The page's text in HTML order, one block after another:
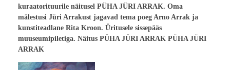
kuraatorituurile näitusel PÜHA JÜRI ARRAK. Oma
mälestusi Jüri Arrakust jagavad tema poeg Arno Arrak ja
kunstiteadlane Rita Kroon. Üritusele sissepääs
muuseumipiletiga. Näitus PÜHA JÜRI ARRAK PÜHA JÜRI
ARRAK